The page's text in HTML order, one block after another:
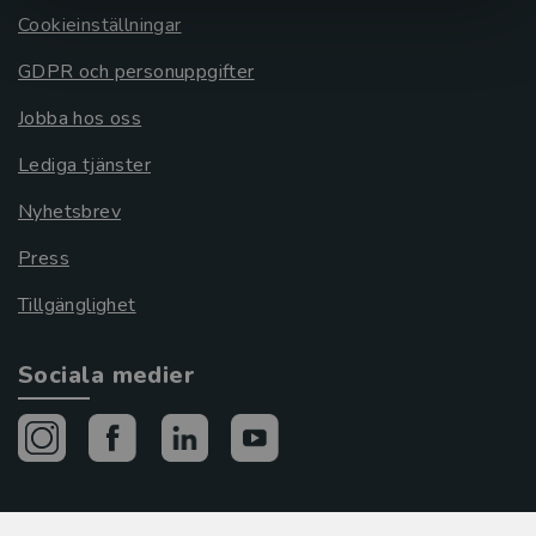
Cookieinställningar
GDPR och personuppgifter
Jobba hos oss
Lediga tjänster
Nyhetsbrev
Press
Tillgänglighet
Sociala medier